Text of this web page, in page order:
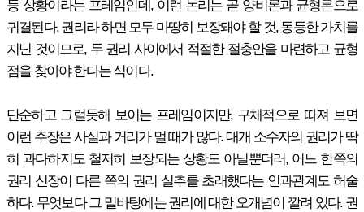
등 상황이라는 프레임인데, 이런 논리는 곧 양비론과 균형론으로
귀결된다. 권리라 하면 모두 마땅히 보장돼야 할 것, 동등한 가치를
지닌 것이므로, 두 권리 사이에서 적절한 절충안을 마련하고 균형
점을 찾아야 한다는 식이다.
단순하고 그럴듯해 보이는 프레임이지만, 구체적으로 따져 보면
이런 주장은 사실과 거리가 멀 때가 많다. 대개 소수자의 권리가 딱
히 과다하지도 철저히 보장되는 상황도 아닐뿐더러, 어느 한쪽의
권리 신장이 다른 쪽의 권리 실추를 초래했다는 인과관계도 허술
하다. 무엇보다 그 밑바탕에는 권리에 대한 오개념이 깔려 있다. 권